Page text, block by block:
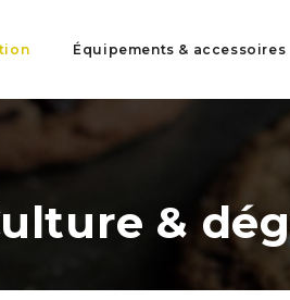
Équipements & accessoires
&